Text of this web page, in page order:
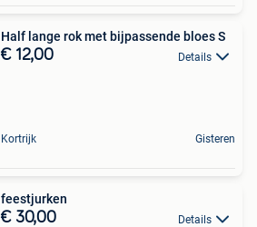
Half lange rok met bijpassende bloes S
€ 12,00 Details
Kortrijk Gisteren
feestjurken
€ 30,00 Details